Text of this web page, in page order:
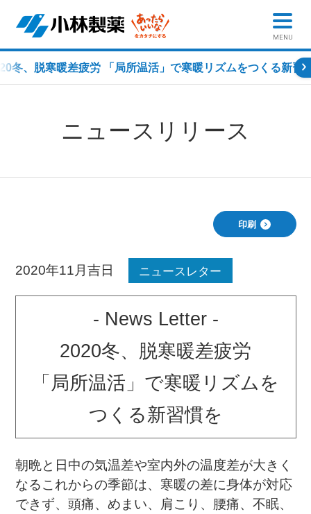
MENU
冬、脱寒暖差疲労 「局所温活」で寒暖リズムをつくる新習
ニュースリリース
印刷
2020年11月吉日 ニュースレター
- News Letter -
2020冬、脱寒暖差疲労
「局所温活」で寒暖リズムを
つくる新習慣を
朝晩と日中の気温差や室内外の温度差が大きく
なるこれからの季節は、寒暖の差に身体が対応
できず、頭痛、めまい、肩こり、腰痛、不眠、